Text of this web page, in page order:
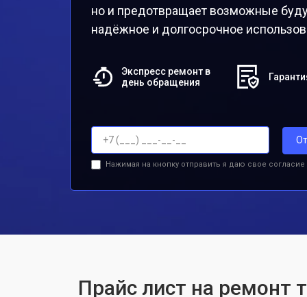
но и предотвращает возможные
надёжное и долгосрочное
Экспресс ремонт в
день обращения
Нажимая на кнопку отправить я даю свое согласие
Прайс лист на ремонт